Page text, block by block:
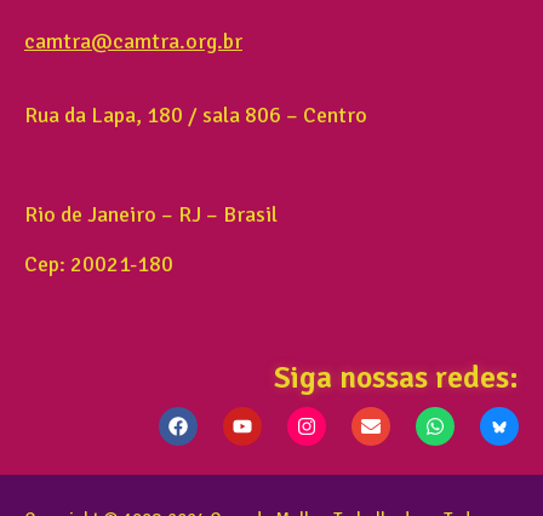
camtra@camtra.org.br
Rua da Lapa, 180 / sala 806 – Centro
Rio de Janeiro – RJ – Brasil
Cep: 20021-180
Siga nossas redes: